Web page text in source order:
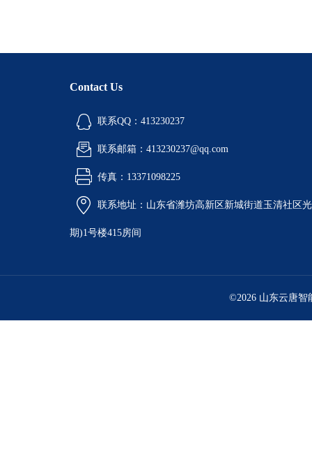
Contact Us
联系QQ：413230237
联系邮箱：413230237@qq.com
传真：13371098225
联系地址：山东省潍坊高新区新城街道玉清社区
期)1号楼415房间
©2026 山东云唐